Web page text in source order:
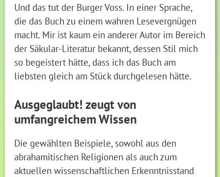
Und das tut der Burger Voss. In einer Sprache,
die das Buch zu einem wahren Lesevergnügen
macht. Mir ist kaum ein anderer Autor im Bereich
der Säkular-Literatur bekannt, dessen Stil mich
so begeistert hätte, dass ich das Buch am
liebsten gleich am Stück durchgelesen hätte.
Ausgeglaubt! zeugt von
umfangreichem Wissen
Die gewählten Beispiele, sowohl aus den
abrahamitischen Religionen als auch zum
aktuellen wissenschaftlichen Erkenntnisstand